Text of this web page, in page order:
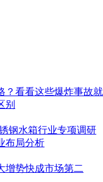
？看看这些爆炸事故
别
钢水箱行业专项调研
布局分析
增势快成市场第二